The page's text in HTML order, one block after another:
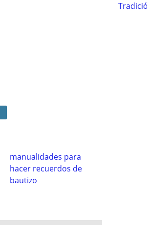
manualidades para
hacer recuerdos de
bautizo